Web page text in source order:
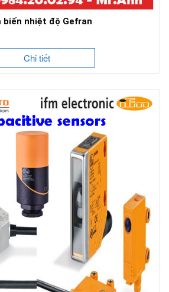
biến nhiệt độ Gefran
Chi tiết